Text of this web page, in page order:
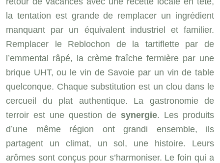
la tentation est grande de remplacer un ingrédient
manquant par un équivalent industriel et familier.
Remplacer le Reblochon de la tartiflette par de
l’emmental râpé, la crème fraîche fermière par une
brique UHT, ou le vin de Savoie par un vin de table
quelconque. Chaque substitution est un clou dans le
cercueil du plat authentique. La gastronomie de
terroir est une question de synergie. Les produits
d’une même région ont grandi ensemble, ils
partagent un climat, un sol, une histoire. Leurs
arômes sont conçus pour s’harmoniser. Le foin qui a